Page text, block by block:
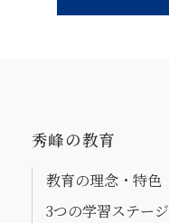
秀峰の教育
教育の理念・特色
3つの学習ステージ